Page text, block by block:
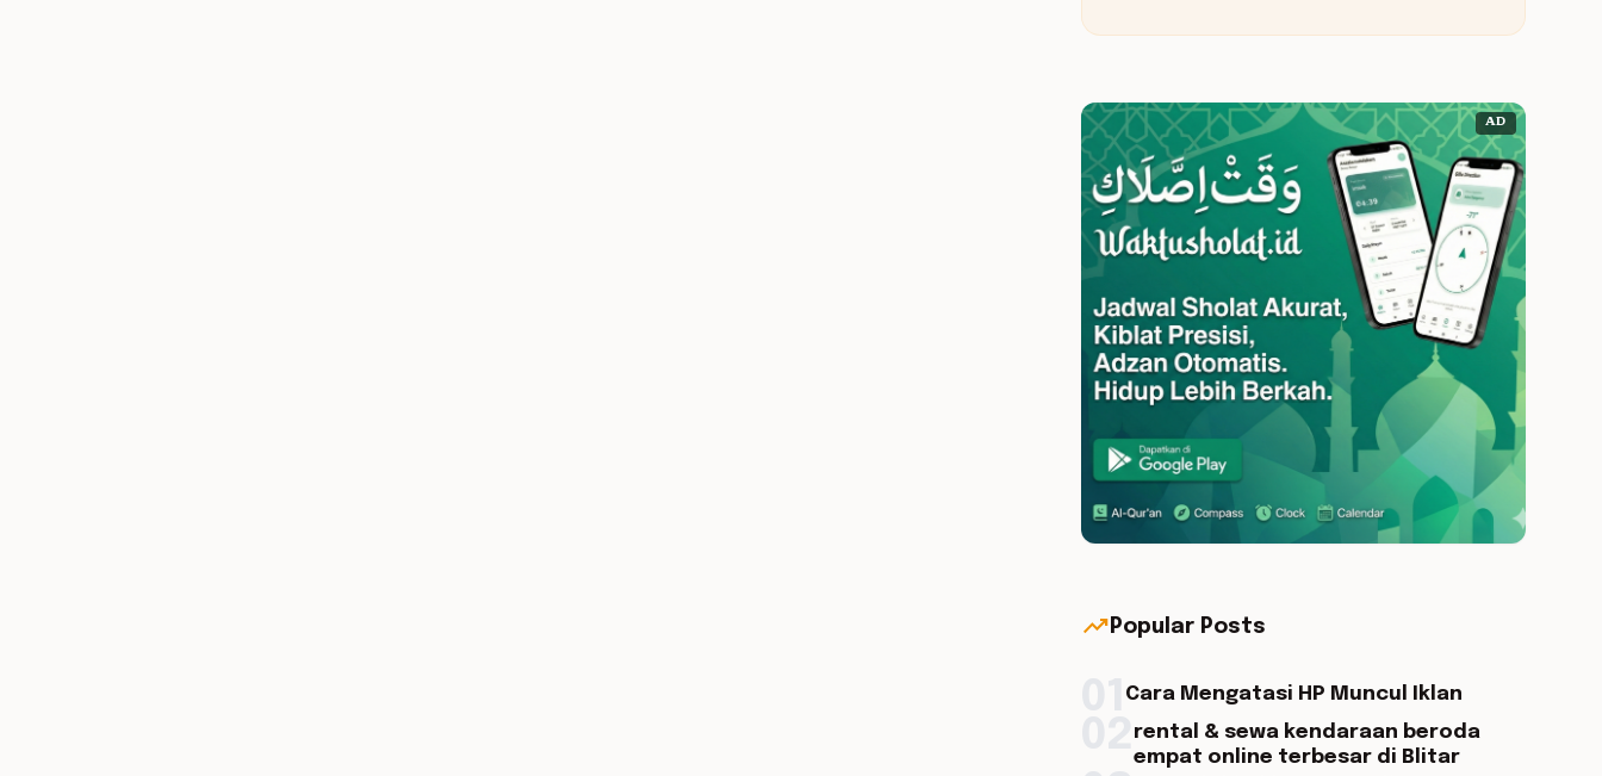
AD
trending_up Popular Posts
Cara Mengatasi HP Muncul Iklan
rental & sewa kendaraan beroda
empat online terbesar di Blitar